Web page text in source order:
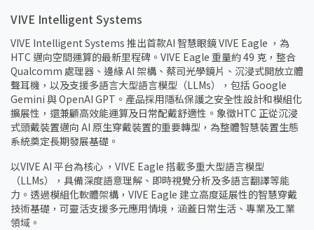
VIVE Intelligent Systems
VIVE Intelligent Systems 推出首款AI 智慧眼鏡 VIVE Eagle ，為
HTC 邁向空間運算的最新里程碑。VIVE Eagle 重量約 49 克，整合
Qualcomm 處理器、邊緣 AI 架構、蔡司光學鏡片、沉浸式開放立體
聲耳機，以及支援多語言大型語言模型（LLMs），包括 Google
Gemini 與 OpenAI GPT。產品採用隱私保護之安全性設計和模組化
擴展性，還兼顧高效能運算及日常配戴舒適性。象徵HTC 正從沉浸
式頭戴裝置邁向 AI 原生穿戴裝置的重要轉型，為整體智慧裝置生態
系統奠定長期發展基礎。
以VIVE AI 平台為核心 ，VIVE Eagle 搭載多重大型語言模型
（LLMs），具備深度語意理解、即時視覺分析及多語言翻譯等能
力。透過模組化軟體架構，VIVE Eagle 建立高度延展性的智慧穿戴
技術基礎，可靈活支援多元應用情境，涵蓋日常生活、專業及工業
領域。